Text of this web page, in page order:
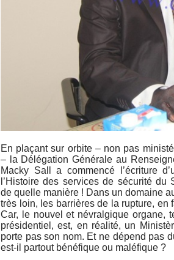
En plaçant sur orbite – non pas
– la Délégation Générale au
Macky Sall a commencé l’écriture
l’Histoire des services de sécurité du
de quelle manière ! Dans un domaine
très loin, les barrières de la rupture, en
Car, le nouvel et névralgique organe,
présidentiel, est, en réalité, un
porte pas son nom. Et ne dépend pas
est-il partout bénéfique ou maléfique ?